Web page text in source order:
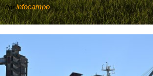
Porinfocampo